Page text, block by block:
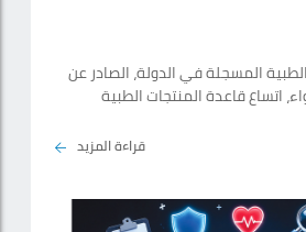
المسجلة في الدولة، الصادر عن
اتساع قاعدة المنتجات الطبية
المسجلة 17 ألفاً و95 منتجاً، ما يعكس اتساع قاعدة المنتجات
اليوم»، بلغ عدد المنتجات الطبية
قراءة المزيد